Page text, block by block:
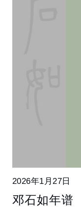
2026年1月27日
邓石如年谱